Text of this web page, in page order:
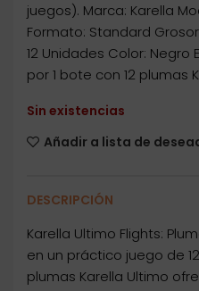
juegos). Marca: Karella
Formato: Standard
12 Unidades Color:
por 1 bote con 12 plumas
Sin existencias
Añadir a lista de
DESCRIPCIÓN
Karella Ultimo Flights:
en un práctico juego de
plumas Karella Ultimo